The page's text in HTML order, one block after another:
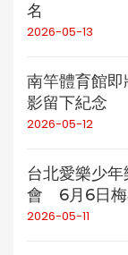
名
2026-05-13
南竿體育館
影留下紀念
2026-05-12
台北愛樂少
會 6月6日梅
2026-05-11